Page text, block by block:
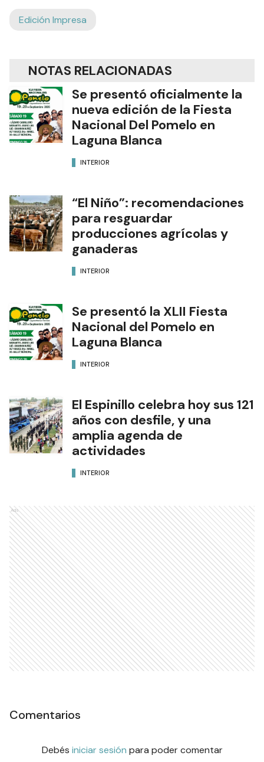
Edición Impresa
NOTAS RELACIONADAS
Se presentó oficialmente la
nueva edición de la Fiesta
Nacional Del Pomelo en
Laguna Blanca
INTERIOR
“El Niño”: recomendaciones
para resguardar
producciones agrícolas y
ganaderas
INTERIOR
Se presentó la XLII Fiesta
Nacional del Pomelo en
Laguna Blanca
INTERIOR
El Espinillo celebra hoy sus 121
años con desfile, y una
amplia agenda de
actividades
INTERIOR
Ads
Comentarios
Debés iniciar sesión para poder comentar